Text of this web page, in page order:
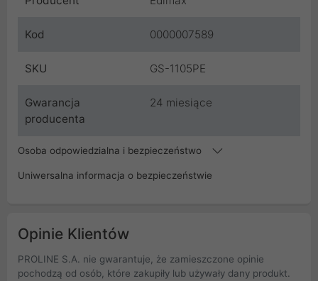
Kod 0000007589
SKU GS-1105PE
Gwarancja
producenta
24 miesiące
Osoba odpowiedzialna i bezpieczeństwo
Uniwersalna informacja o bezpieczeństwie
Opinie Klientów
PROLINE S.A. nie gwarantuje, że zamieszczone opinie
pochodzą od osób, które zakupiły lub używały dany produkt.